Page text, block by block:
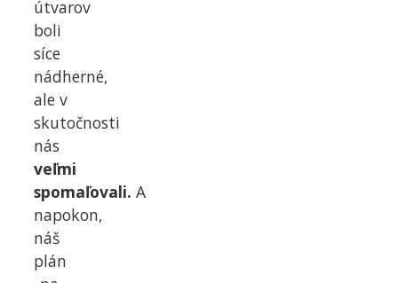
útvarov
boli
síce
nádherné,
ale v
skutočnosti
nás
veľmi
spomaľovali. A
napokon,
náš
plán